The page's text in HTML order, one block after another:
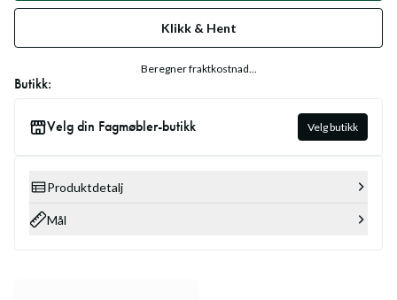
Klikk & Hent
Beregner fraktkostnad...
Butikk:
Velg din Fagmøbler-butikk Velg butikk
Produktdetalj
Mål